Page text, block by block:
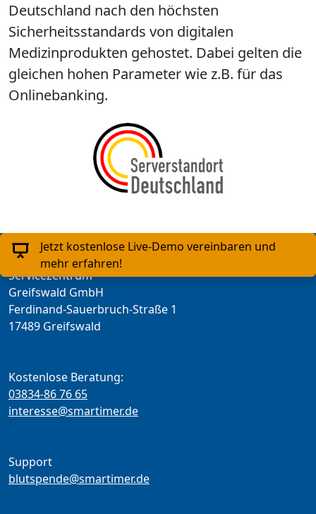
Deutschland nach den höchsten
Sicherheitsstandards von digitalen
Medizinprodukten gehostet. Dabei gelten die
gleichen hohen Parameter wie z.B. für das
Onlinebanking.
Jetzt kostenlose Live-Demo vereinbaren und
mehr erfahren!
Servicezentrum
Greifswald GmbH
Ferdinand-Sauerbruch-Straße 1
17489 Greifswald
Kostenlose Beratung:
03834-86 76 65
interesse@smartimer.de
Support
blutspende@smartimer.de